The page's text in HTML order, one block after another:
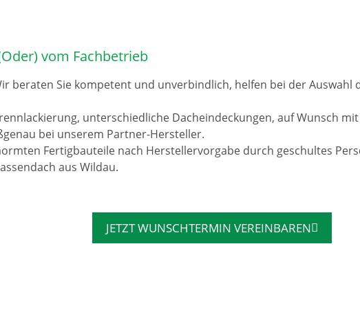
vom Fachbetrieb
beraten Sie kompetent und unverbindlich, helfen bei der
unterschiedliche Dacheindeckungen, auf Wunsch
bei unserem Partner-Hersteller.
Fertigbauteile nach Herstellervorgabe durch geschultes
aus Wildau.
JETZT WUNSCHTERMIN VEREINBAREN